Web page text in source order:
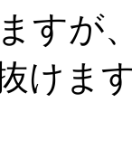
すが
けま